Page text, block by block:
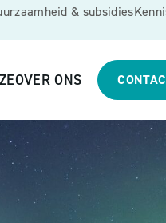
& subsidies
OVER ONS